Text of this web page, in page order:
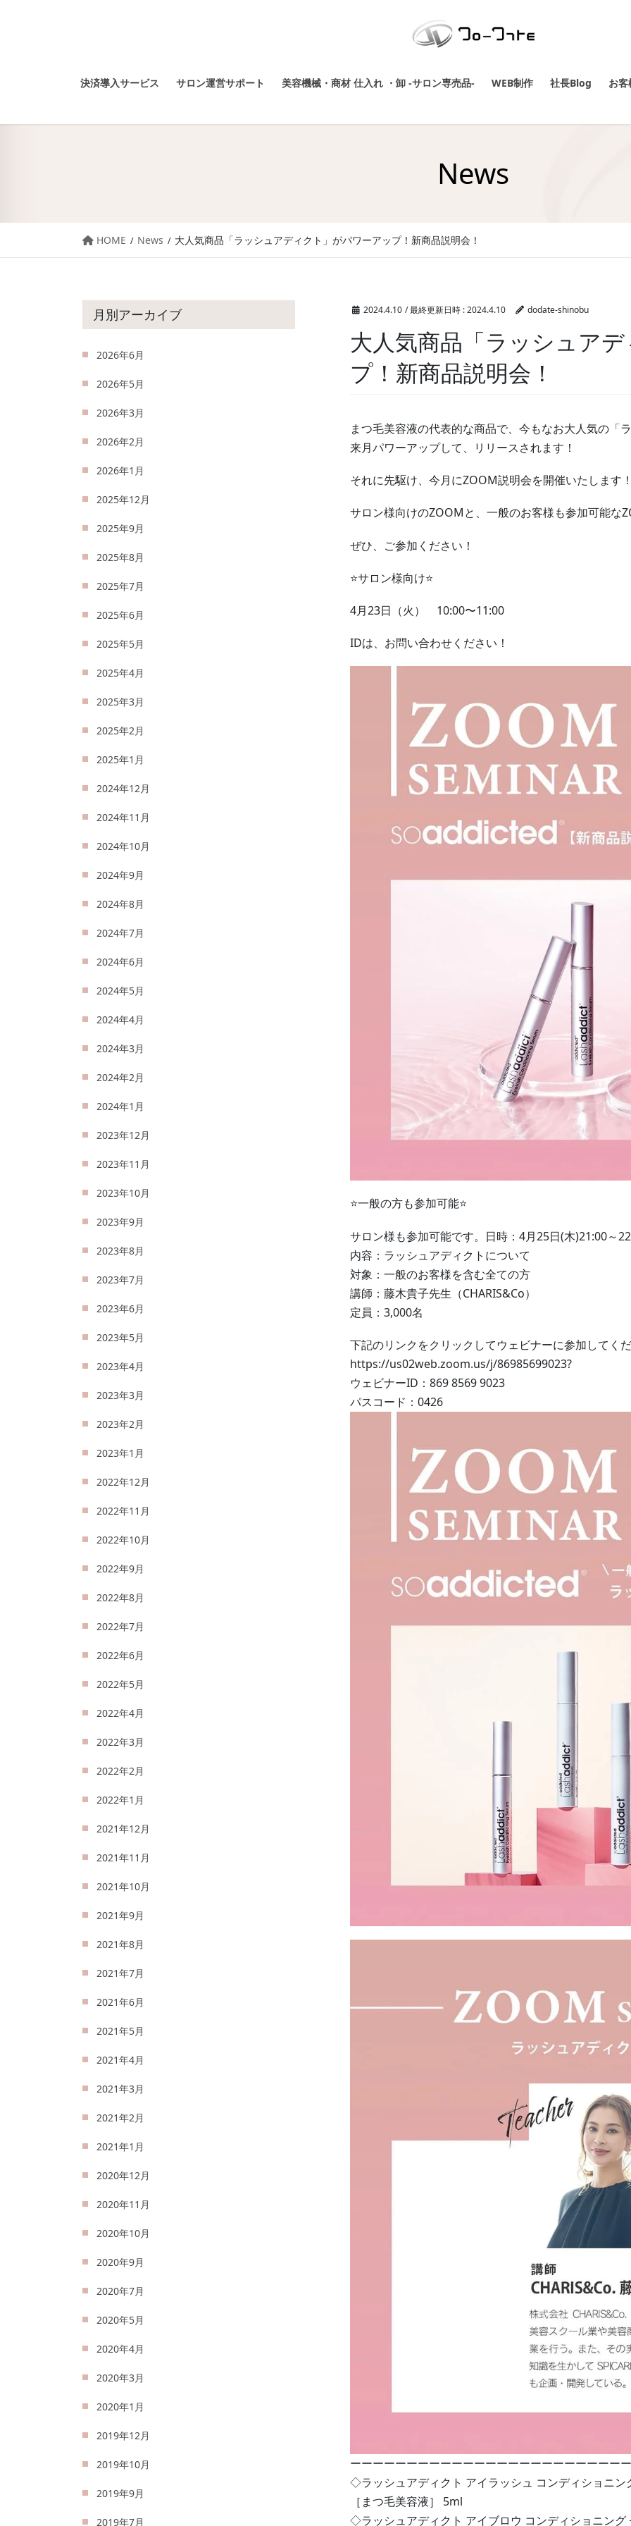
決済導入サービス サロン運営サポート 美容機械・商材 仕入れ ・卸 -サロン専売品- WEB制作 社長Blog お
News
HOME News 大人気商品「ラッシュアディクト」がパワーアップ！新商品説明会！
2024.4.10 / 最終更新日時 :2024.4.10 dodate-shinobu
大人気商品「ラッシュア
プ！新商品説明会！
まつ毛美容液の代表的な商品で、今もなお大人気の「
来月パワーアップして、リリースされます！
それに先駆け、今月にZOOM説明会を開催いたします
サロン様向けのZOOMと、一般のお客様も参加可能な
ぜひ、ご参加ください！
⭐️サロン様向け⭐️
4月23日（火） 10:00〜11:00
IDは、お問い合わせください！
⭐️一般の方も参加可能⭐️
サロン様も参加可能です。日時：4月25日(木)21:00～
内容：ラッシュアディクトについて
対象：一般のお客様を含む全ての方
講師：藤木貴子先生（CHARIS&Co）
定員：3,000名
下記のリンクをクリックしてウェビナーに参加してく
https://us02web.zoom.us/j/86985699023?
ウェビナーID：869 8569 9023
パスコード：0426
ーーーーーーーーーーーーーーーーーーーーーーーーー
◇ラッシュアディクト アイラッシュ コンディショニン
［まつ毛美容液］ 5ml
◇ラッシュアディクト アイブロウ コンディショニング
月別アーカイブ
2026年6月
2026年5月
2026年3月
2026年2月
2026年1月
2025年12月
2025年9月
2025年8月
2025年7月
2025年6月
2025年5月
2025年4月
2025年3月
2025年2月
2025年1月
2024年12月
2024年11月
2024年10月
2024年9月
2024年8月
2024年7月
2024年6月
2024年5月
2024年4月
2024年3月
2024年2月
2024年1月
2023年12月
2023年11月
2023年10月
2023年9月
2023年8月
2023年7月
2023年6月
2023年5月
2023年4月
2023年3月
2023年2月
2023年1月
2022年12月
2022年11月
2022年10月
2022年9月
2022年8月
2022年7月
2022年6月
2022年5月
2022年4月
2022年3月
2022年2月
2022年1月
2021年12月
2021年11月
2021年10月
2021年9月
2021年8月
2021年7月
2021年6月
2021年5月
2021年4月
2021年3月
2021年2月
2021年1月
2020年12月
2020年11月
2020年10月
2020年9月
2020年7月
2020年5月
2020年4月
2020年3月
2020年1月
2019年12月
2019年10月
2019年9月
2019年7月